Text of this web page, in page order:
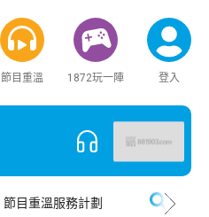
節目重溫 1872玩一陣 登入
節目重溫服務計劃